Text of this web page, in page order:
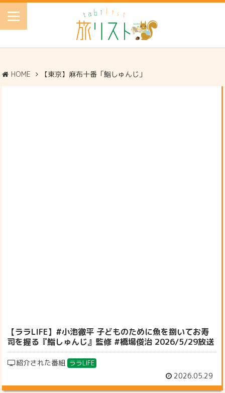
HOME 【東京】麻布十番「鮨しゅんじ」
【ララLIFE】#小池徹平 子どものために魚を捌いてお寿
司を握る『鮨しゅんじ』監修 #橋場俊治 2026/5/29放送
紹介された番組 ララLIFE
2026.05.29